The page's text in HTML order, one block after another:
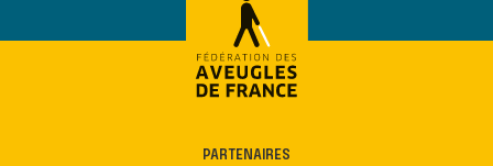
PARTENAIRES